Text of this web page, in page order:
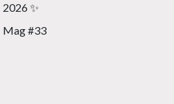
2026 ✨
Mag #33